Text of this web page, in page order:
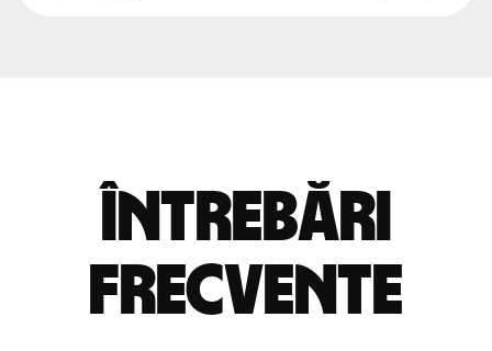
Întrebări
frecvente